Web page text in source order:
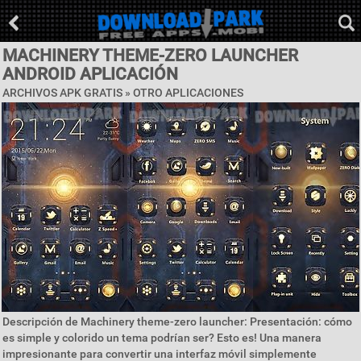
MACHINERY THEME-ZERO LAUNCHER
ANDROID APLICACIÓN
ARCHIVOS APK GRATIS » OTRO APLICACIONES
Descripción de Machinery theme-zero launcher: Presentación: cómo
es simple y colorido un tema podrían ser? Esto es! Una manera
impresionante para convertir una interfaz móvil simplemente